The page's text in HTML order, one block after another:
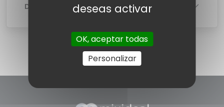
DETALLES DE LA LINEAdeseas activar
OK, aceptar todas
Personalizar